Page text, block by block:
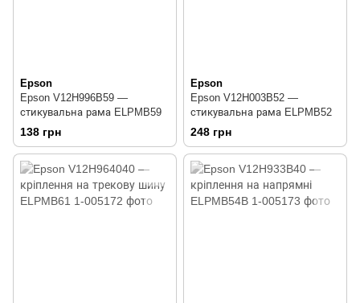
Epson
Epson V12H996B59 —
стикувальна рама ELPMB59
138 грн
Epson
Epson V12H003B52 —
стикувальна рама ELPMB52
248 грн